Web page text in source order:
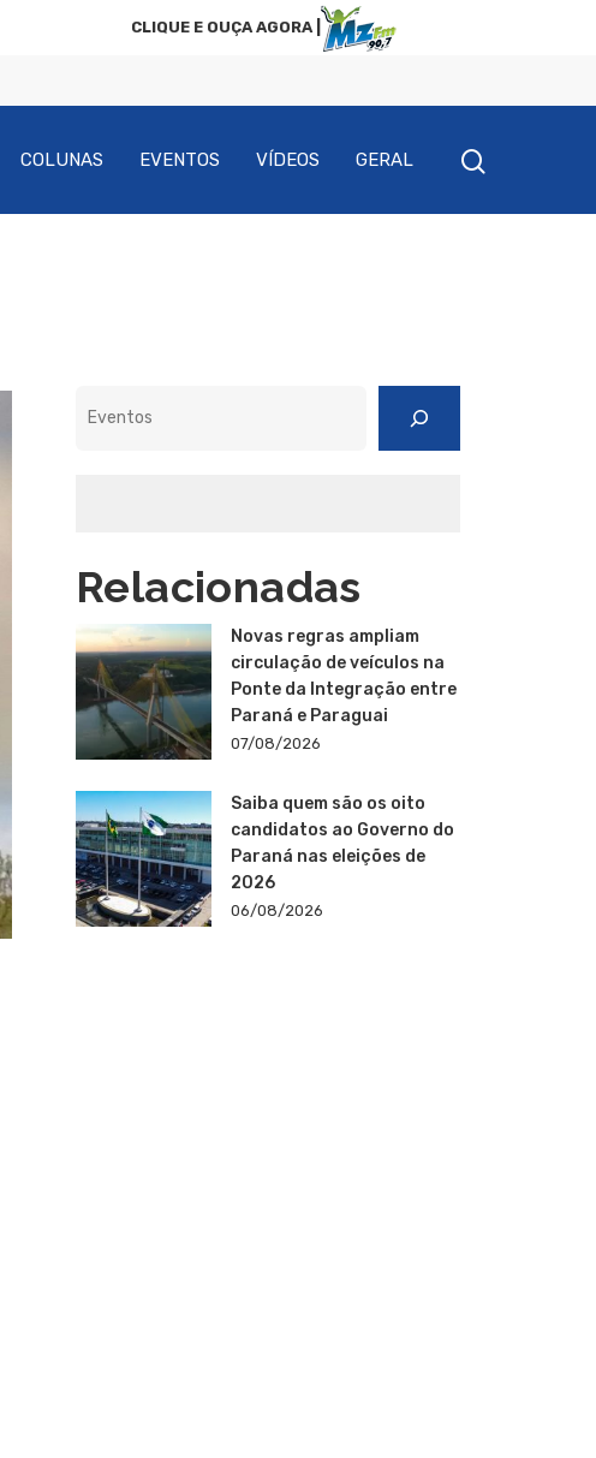
CLIQUE E OUÇA AGORA |
COLUNAS EVENTOS VÍDEOS GERAL
Relacionadas
Novas regras ampliam
circulação de veículos na
Ponte da Integração entre
Paraná e Paraguai
07/08/2026
Saiba quem são os oito
candidatos ao Governo do
Paraná nas eleições de
2026
06/08/2026